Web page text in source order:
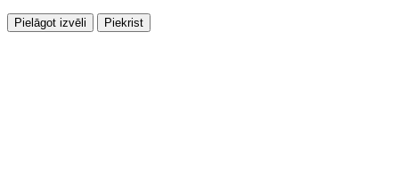
Pielāgot izvēli Piekrist